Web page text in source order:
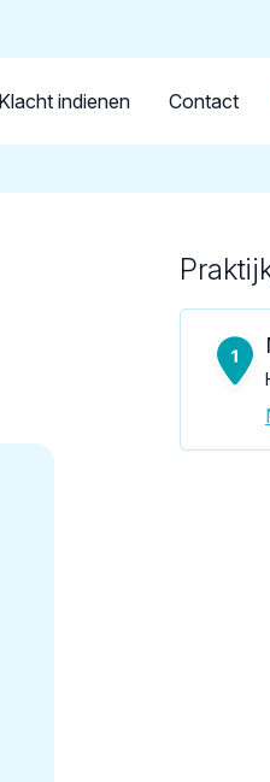
Klacht indienen Contact
M.